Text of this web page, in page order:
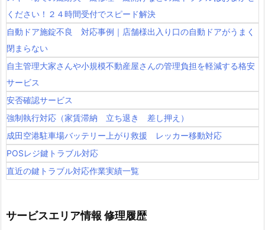
ください！２４時間受付でスピード解決
自動ドア施錠不良 対応事例｜店舗様出入り口の自動ドアがうまく
閉まらない
自主管理大家さんや小規模不動産屋さんの管理負担を軽減する格安
サービス
安否確認サービス
強制執行対応（家賃滞納 立ち退き 差し押え）
成田空港駐車場バッテリー上がり救援 レッカー移動対応
POSレジ鍵トラブル対応
直近の鍵トラブル対応作業実績一覧
サービスエリア情報 修理履歴